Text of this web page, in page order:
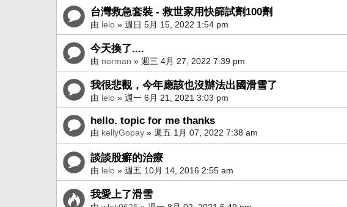
台灣救急套裝 - 救世家用快篩試劑100劑
由 lelo » 週日 5月 15, 2022 1:54 pm
今天換了....
由 norman » 週三 4月 27, 2022 7:39 pm
我很悲觀，今年應該也沒辦法出國滑雪了
由 lelo » 週一 6月 21, 2021 3:03 pm
hello. topic for me thanks
由 kellyGopay » 週五 1月 07, 2022 7:38 am
談談股癬的治療
由 lelo » 週五 10月 14, 2016 2:55 am
我愛上了滑雪